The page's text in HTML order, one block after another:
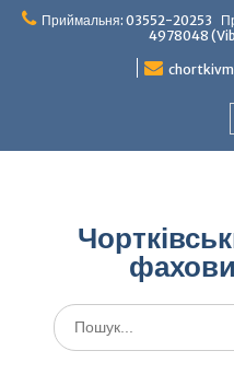
ПерейтиПриймальня: 03552-20253
4978048
Шукати: